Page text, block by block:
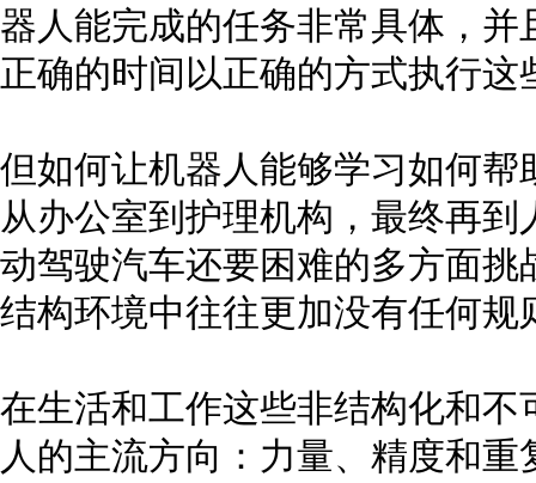
器人能完成的任务非常具体，
正确的时间以正确的方式执行这
但如何让机器人能够学习如何
从办公室到护理机构，最终再
动驾驶汽车还要困难的多方面
结构环境中往往更加没有任何规
在生活和工作这些非结构化和
人的主流方向：力量、精度和